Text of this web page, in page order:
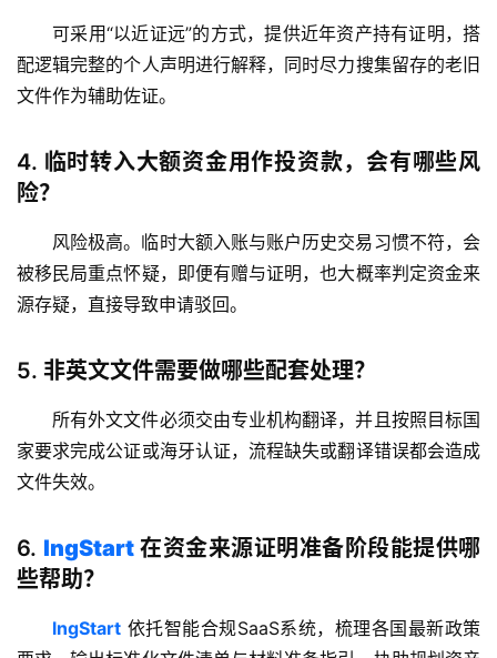
可采用“以近证远”的方式，提供近年资产持有证明，搭
配逻辑完整的个人声明进行解释，同时尽力搜集留存的老旧
文件作为辅助佐证。
4. 临时转入大额资金用作投资款，会有哪些风
险？
风险极高。临时大额入账与账户历史交易习惯不符，会
被移民局重点怀疑，即便有赠与证明，也大概率判定资金来
源存疑，直接导致申请驳回。
5. 非英文文件需要做哪些配套处理？
所有外文文件必须交由专业机构翻译，并且按照目标国
家要求完成公证或海牙认证，流程缺失或翻译错误都会造成
文件失效。
6. lngStart 在资金来源证明准备阶段能提供哪
些帮助？
lngStart 依托智能合规SaaS系统，梳理各国最新政策